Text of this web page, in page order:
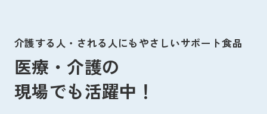
介護する人・される人にもやさしいサポート食品
医療・介護の
現場でも活躍中！